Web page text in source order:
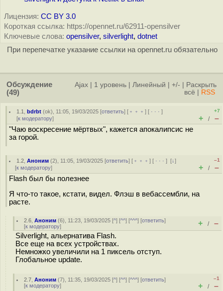
Лицензия: CC BY 3.0
Короткая ссылка: https://opennet.ru/62911-opensilver
Ключевые слова: opensilver, silverlight, dotnet
При перепечатке указание ссылки на opennet.ru обязательно
Обсуждение
(49)
Ajax 1 уровень Линейный +/-
Раскрыть
всё
RSS
1.1 ,bdrbt (ok), 11:05, 19/03/2025 [ответить] [ ﹢﹢﹢] [ · · ·]
[к модератору]
+7
+ / –
"Чаю воскресение мёртвых", кажется апокалипсис не
за горой.
1.2 ,Аноним (2), 11:05, 19/03/2025 [ответить] [ ﹢﹢﹢] [ · · ·][↓]
[к модератору]
–1
+ / –
Flash был бы полезнее
Я что-то такое, кстати, видел. Флэш в вебассембли, на
расте.
2.6 ,Аноним (6), 11:23, 19/03/2025 [^] [^^] [^^^] [ответить]
[к модератору] + / –
Silverlight, альернатива Flash.
Все еще на всех устройствах.
Немножко увеличили на 1 пиксель отступ.
Глобальное update.
2.7 ,Аноним (7), 11:35, 19/03/2025 [^] [^^] [^^^] [ответить]
[к модератору]
–1
+ / –